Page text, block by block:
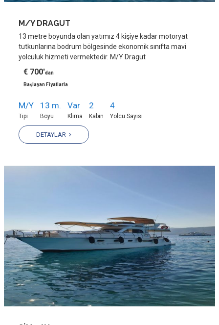
M/Y DRAGUT
13 metre boyunda olan yatımız 4 kişiye kadar motoryat
tutkunlarına bodrum bölgesinde ekonomik sınıfta mavi
yolculuk hizmeti vermektedir. M/Y Dragut
€ 700'dan
Başlayan Fiyatlarla
M/Y
Tipi
13 m.
Boyu
Var
Klima
2
Kabin
4
Yolcu Sayısı
DETAYLAR